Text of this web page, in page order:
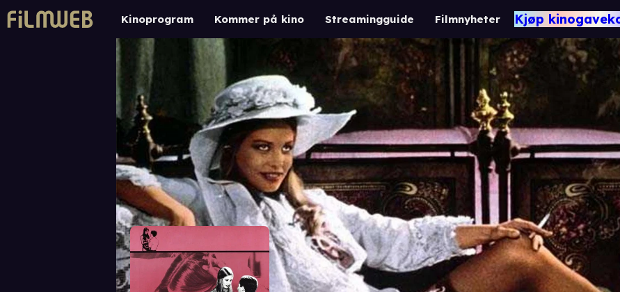
Kinoprogram Kommer på kino Streamingguide Filmnyheter Kjøp